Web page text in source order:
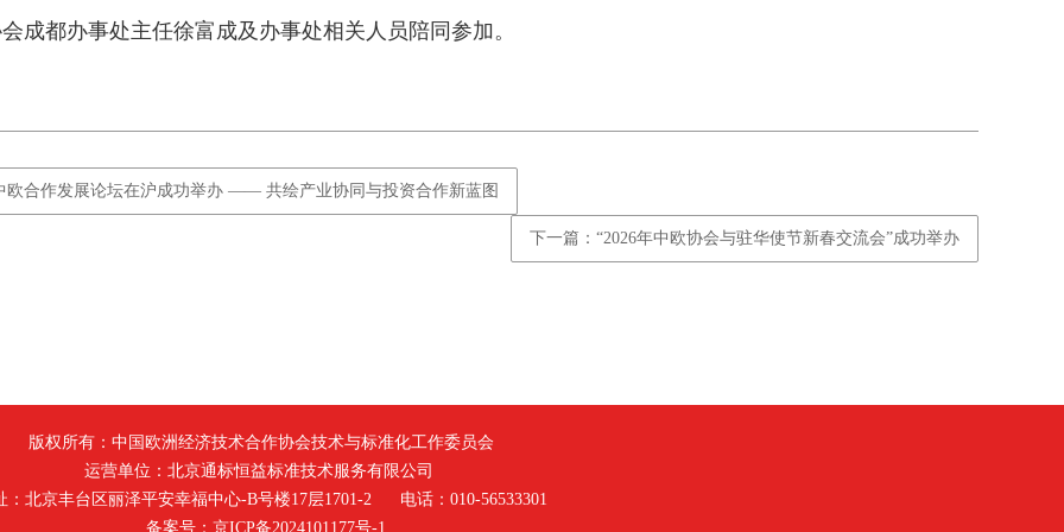
成都办事处主任徐富成及办事处相关人员陪同参加。
欧合作发展论坛在沪成功举办 —— 共绘产业协同与投资合作新蓝图
下一篇：“2026年中欧协会与驻华使节新春交流会”成功举办
版权所有：中国欧洲经济技术合作协会技术与标准化工作委员会
运营单位：北京通标恒益标准技术服务有限公司
：北京丰台区丽泽平安幸福中心-B号楼17层1701-2 电话：010-56533301
备案号： 京ICP备2024101177号-1